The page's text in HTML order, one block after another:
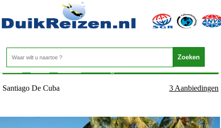
Cuba - Oosten - Santiago De Cuba
Home>Cuba>Oosten>Santiago De Cuba
Santiago De Cuba 3 Aanbiedingen